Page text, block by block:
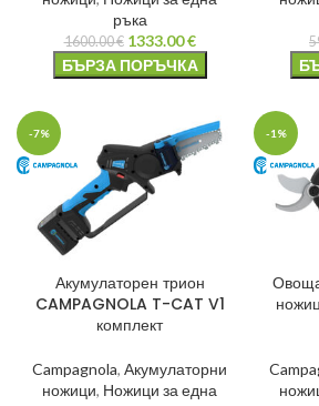
ръка
1600.00€ 1333.00€
БЪРЗА ПОРЪЧКА
-7%
Акумулаторен трион
CAMPAGNOLA T-CAT V1
комплект
Campagnola, Акумулаторни
ножици, Ножици за една
-1%